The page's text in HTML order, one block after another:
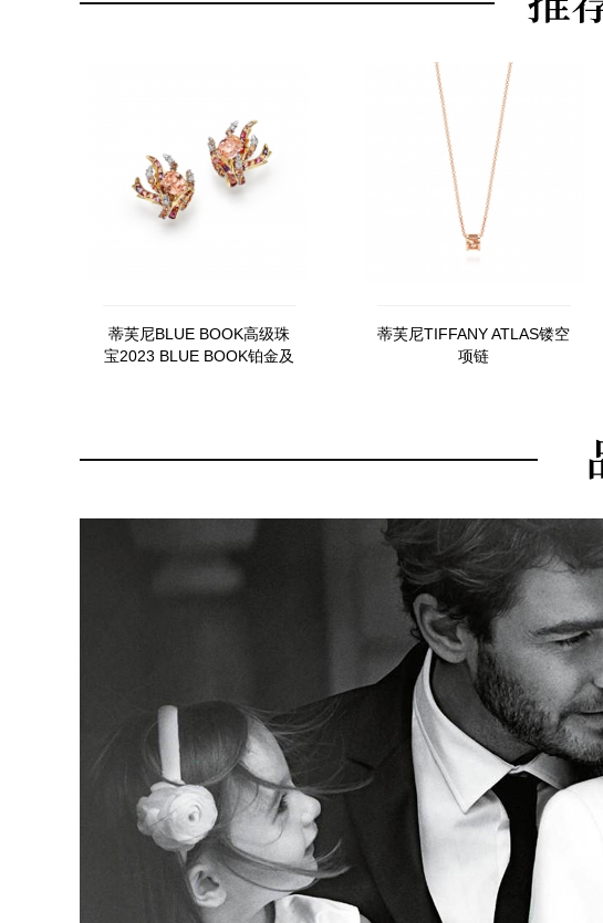
蒂芙尼BLUE BOOK高级珠
宝2023 BLUE BOOK铂金及
蒂芙尼TIFFANY ATLAS镂空
项链